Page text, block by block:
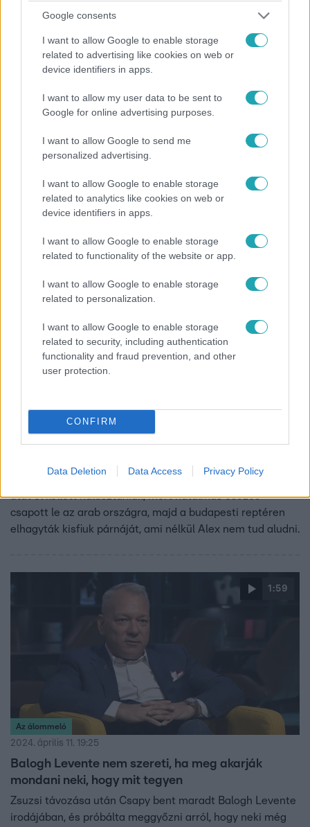
Google consents
I want to allow Google to enable storage
related to advertising like cookies on web or
device identifiers in apps.
I want to allow my user data to be sent to
Google for online advertising purposes.
I want to allow Google to send me
personalized advertising.
I want to allow Google to enable storage
related to analytics like cookies on web or
device identifiers in apps.
I want to allow Google to enable storage
related to functionality of the website or app.
I want to allow Google to enable storage
related to personalization.
I want to allow Google to enable storage
related to security, including authentication
functionality and fraud prevention, and other
user protection.
CONFIRM
Data Deletion Data Access Privacy Policy
A ValóVilág12 első párbajában Noémi maradt alul
Dorkával szemben, most pedig az rtl.hu-nak elevenítette
fel a villában szerzett élményeit. Bár nem fogadták túl
pozitívan a többiek a beköltözésekor, ezen nem lepődött
meg. „Van egy erős személyiségem, ami sok embernek
mechanizmus” – mondta magáról VV Noémi, aki nehezen
nyílik meg mások előtt a gyerekkori sérelmei miatt. Azt is
elárulta, hogy mik a szándékai Duduval, hogy miért viselte
meg a bokszolós feladat, és hogy miért vesz vissza a
2024. április 25. 10:26
Nádai Anikó kisfia eltűnt párnája miatt kért
Kalandosra sikerült Nádai Anikóék dubaji nyaralása. Az
utat el kellett halasztaniuk, mert hatalmas esőzés
csapott le az arab országra, majd a budapesti reptéren
elhagyták kisfiuk párnáját, ami nélkül Alex nem tud aludni.
1:59
Az álommeló
2024. április 11. 19:25
Balogh Levente nem szereti, ha meg akarják
mondani neki, hogy mit tegyen
Zsuzsi távozása után Csapy bent maradt Balogh Levente
irodájában, és próbálta meggyőzni arról, hogy neki még